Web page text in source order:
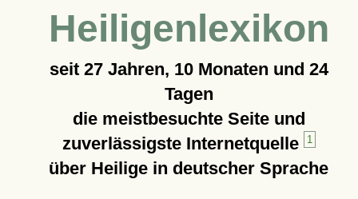
Heiligenlexikon
seit 27 Jahren, 10 Monaten und 24
Tagen
die meistbesuchte Seite und
zuverlässigste Internetquelle
1
über Heilige in deutscher Sprache